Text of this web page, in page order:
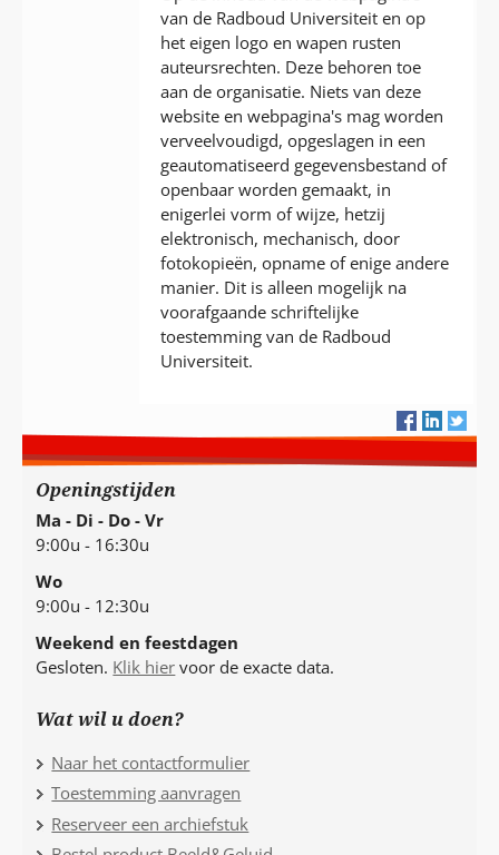
van de Radboud Universiteit en op
het eigen logo en wapen rusten
auteursrechten. Deze behoren toe
aan de organisatie. Niets van deze
website en webpagina's mag worden
verveelvoudigd, opgeslagen in een
geautomatiseerd gegevensbestand of
openbaar worden gemaakt, in
enigerlei vorm of wijze, hetzij
elektronisch, mechanisch, door
fotokopieën, opname of enige andere
manier. Dit is alleen mogelijk na
voorafgaande schriftelijke
toestemming van de Radboud
Universiteit.
Openingstijden
Ma - Di - Do - Vr
9:00u - 16:30u
Wo
9:00u - 12:30u
Weekend en feestdagen
Gesloten. Klik hier voor de exacte data.
Wat wil u doen?
Naar het contactformulier
Toestemming aanvragen
Reserveer een archiefstuk